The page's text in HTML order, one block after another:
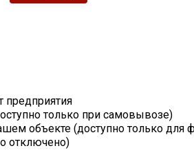
предприятия
только при самовывозе)
объекте (доступно только для
отключено)